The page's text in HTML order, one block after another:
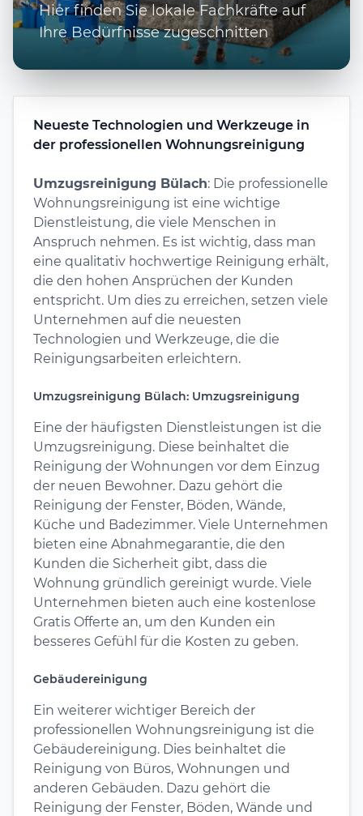
Hier finden Sie lokale Fachkräfte auf
Ihre Bedürfnisse zugeschnitten
Neueste Technologien und Werkzeuge in
der professionellen Wohnungsreinigung
Umzugsreinigung Bülach: Die professionelle
Wohnungsreinigung ist eine wichtige
Dienstleistung, die viele Menschen in
Anspruch nehmen. Es ist wichtig, dass man
eine qualitativ hochwertige Reinigung erhält,
die den hohen Ansprüchen der Kunden
entspricht. Um dies zu erreichen, setzen viele
Unternehmen auf die neuesten
Technologien und Werkzeuge, die die
Reinigungsarbeiten erleichtern.
Umzugsreinigung Bülach: Umzugsreinigung
Eine der häufigsten Dienstleistungen ist die
Umzugsreinigung. Diese beinhaltet die
Reinigung der Wohnungen vor dem Einzug
der neuen Bewohner. Dazu gehört die
Reinigung der Fenster, Böden, Wände,
Küche und Badezimmer. Viele Unternehmen
bieten eine Abnahmegarantie, die den
Kunden die Sicherheit gibt, dass die
Wohnung gründlich gereinigt wurde. Viele
Unternehmen bieten auch eine kostenlose
Gratis Offerte an, um den Kunden ein
besseres Gefühl für die Kosten zu geben.
Gebäudereinigung
Ein weiterer wichtiger Bereich der
professionellen Wohnungsreinigung ist die
Gebäudereinigung. Dies beinhaltet die
Reinigung von Büros, Wohnungen und
anderen Gebäuden. Dazu gehört die
Reinigung der Fenster, Böden, Wände und